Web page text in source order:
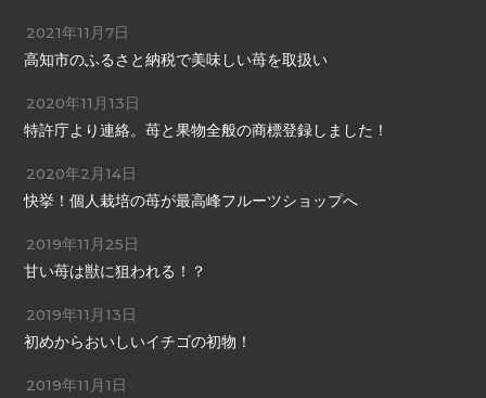
2021年11月7日
高知市のふるさと納税で美味しい苺を取扱い
2020年11月13日
特許庁より連絡。苺と果物全般の商標登録しました！
2020年2月14日
快挙！個人栽培の苺が最高峰フルーツショップへ
2019年11月25日
甘い苺は獣に狙われる！？
2019年11月13日
初めからおいしいイチゴの初物！
2019年11月1日